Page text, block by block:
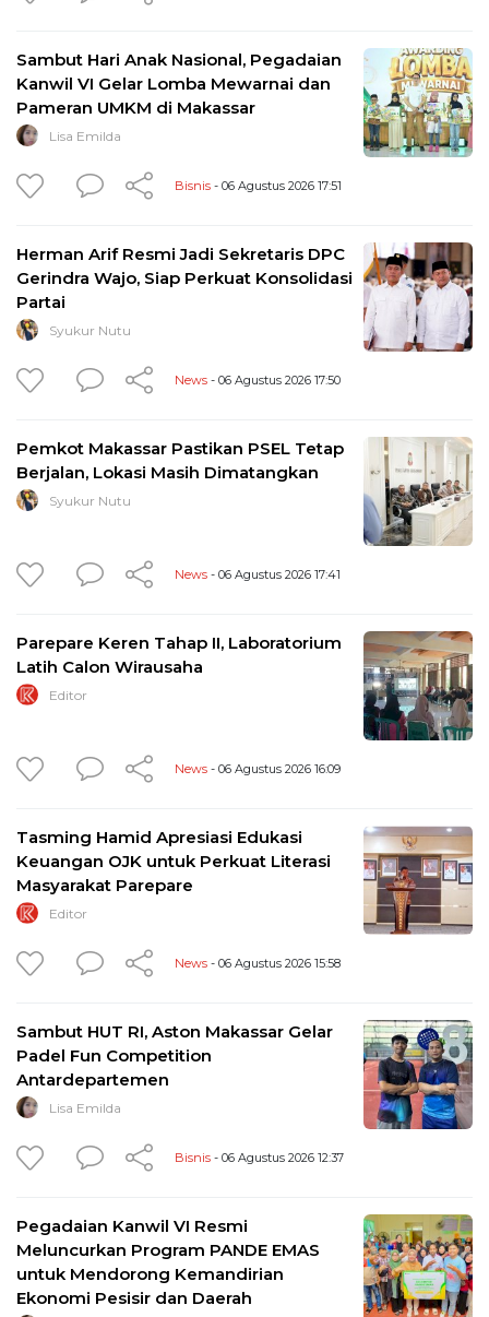
Sambut Hari Anak Nasional, Pegadaian
Kanwil VI Gelar Lomba Mewarnai dan
Pameran UMKM di Makassar
Lisa Emilda
Bisnis - 06 Agustus 2026 17:51
Herman Arif Resmi Jadi Sekretaris DPC
Gerindra Wajo, Siap Perkuat Konsolidasi
Partai
Syukur Nutu
News - 06 Agustus 2026 17:50
Pemkot Makassar Pastikan PSEL Tetap
Berjalan, Lokasi Masih Dimatangkan
Syukur Nutu
News - 06 Agustus 2026 17:41
Parepare Keren Tahap II, Laboratorium
Latih Calon Wirausaha
Editor
News - 06 Agustus 2026 16:09
Tasming Hamid Apresiasi Edukasi
Keuangan OJK untuk Perkuat Literasi
Masyarakat Parepare
Editor
News - 06 Agustus 2026 15:58
Sambut HUT RI, Aston Makassar Gelar
Padel Fun Competition
Antardepartemen
Lisa Emilda
Bisnis - 06 Agustus 2026 12:37
Pegadaian Kanwil VI Resmi
Meluncurkan Program PANDE EMAS
untuk Mendorong Kemandirian
Ekonomi Pesisir dan Daerah